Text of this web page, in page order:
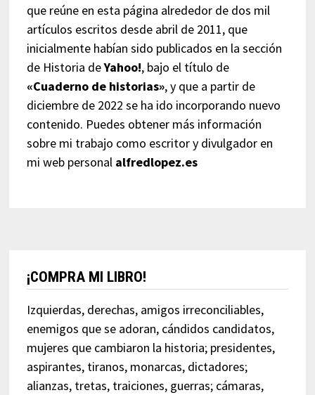
que reúne en esta página alrededor de dos mil
artículos escritos desde abril de 2011, que
inicialmente habían sido publicados en la sección
de Historia deYahoo!, bajo el título de
«Cuaderno de historias», y que a partir de
diciembre de 2022 se ha ido incorporando nuevo
contenido. Puedes obtener más información
sobre mi trabajo como escritor y divulgador en
mi web personal alfredlopez.es
¡COMPRA MI LIBRO!
Izquierdas, derechas, amigos irreconciliables,
enemigos que se adoran, cándidos candidatos,
mujeres que cambiaron la historia; presidentes,
aspirantes, tiranos, monarcas, dictadores;
alianzas, tretas, traiciones, guerras; cámaras,